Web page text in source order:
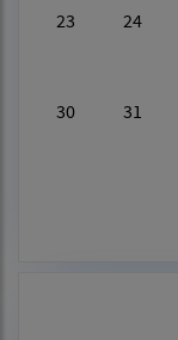
23 24
30 31